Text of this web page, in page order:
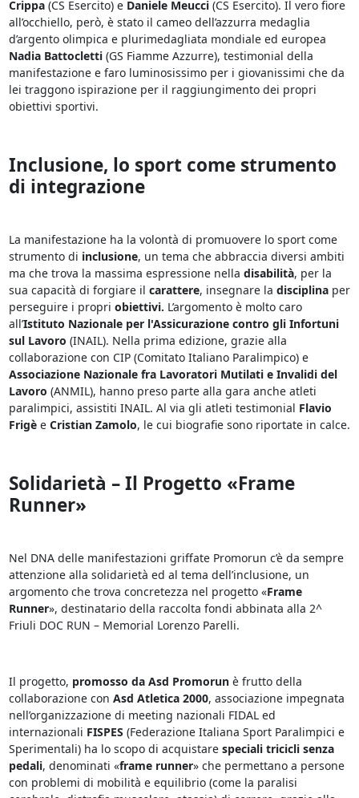
Crippa(CS Esercito) e Daniele Meucci(CS Esercito). Il vero fiore
all’occhiello, però, è stato il cameo dell’azzurra medaglia
d’argento olimpica e plurimedagliata mondiale ed europea
Nadia Battocletti (GS Fiamme Azzurre), testimonial della
manifestazione e faro luminosissimo per i giovanissimi che da
lei traggono ispirazione per il raggiungimento dei propri
obiettivi sportivi.
Inclusione, lo sport come strumento
di integrazione
La manifestazione ha la volontà di promuovere lo sport come
strumento di inclusione, un tema che abbraccia diversi ambiti
ma che trova la massima espressione nella disabilità, per la
sua capacità di forgiare il carattere, insegnare la disciplinaper
perseguire i propri obiettivi. L’argomento è molto caro
all’Istituto Nazionale per l'Assicurazione contro gli Infortuni
sul Lavoro (INAIL). Nella prima edizione, grazie alla
collaborazione con CIP (Comitato Italiano Paralimpico) e
Associazione Nazionale fra Lavoratori Mutilati e Invalidi del
Lavoro (ANMIL), hanno preso parte alla gara anche atleti
paralimpici, assistiti INAIL. Al via gli atleti testimonial Flavio
Frigèe Cristian Zamolo, le cui biografie sono riportate in calce.
Solidarietà – Il Progetto «Frame
Runner»
Nel DNA delle manifestazioni griffate Promorun c’è da sempre
attenzione alla solidarietà ed al tema dell’inclusione, un
argomento che trova concretezza nel progetto «Frame
Runner», destinatario della raccolta fondi abbinata alla 2^
Friuli DOC RUN – Memorial Lorenzo Parelli.
Il progetto, promosso da Asd Promorunè frutto della
collaborazione con Asd Atletica 2000, associazione impegnata
nell’organizzazione di meeting nazionali FIDAL ed
internazionali FISPES (Federazione Italiana Sport Paralimpici e
Sperimentali) ha lo scopo di acquistare speciali tricicli senza
pedali, denominati «frame runner» che permettano a persone
con problemi di mobilità e equilibrio (come la paralisi